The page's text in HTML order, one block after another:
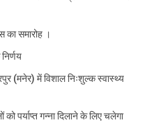
का समारोह ।
(मनेर) में विशाल निःशुल्क स्वास्थ्य
को पर्याप्त गन्ना दिलाने के लिए चलेगा